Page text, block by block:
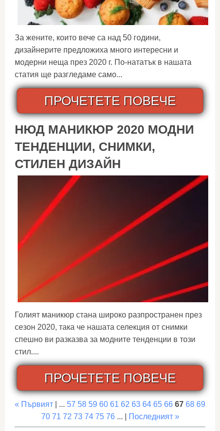
За жените, които вече са над 50 години,
дизайнерите предложиха много интересни и
модерни неща през 2020 г. По-нататък в нашата
статия ще разгледаме само...
ПРОЧЕТЕТЕ ПОВЕЧЕ
НЮД МАНИКЮР 2020 МОДНИ
ТЕНДЕНЦИИ, СНИМКИ,
СТИЛЕН ДИЗАЙН
Голият маникюр стана широко разпространен през
сезон 2020, така че нашата селекция от снимки
спешно ви разказва за модните тенденции в този
стил....
ПРОЧЕТЕТЕ ПОВЕЧЕ
« Първият | ... 57 58 59 60 61 62 63 64 65 66 67 68 69
70 71 72 73 74 75 76... | Последният »